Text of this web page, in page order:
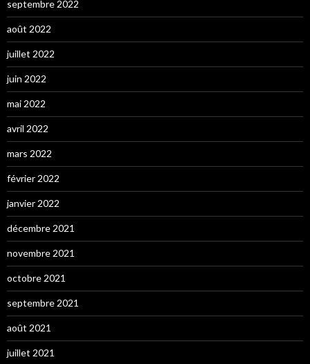
septembre 2022
août 2022
juillet 2022
juin 2022
mai 2022
avril 2022
mars 2022
février 2022
janvier 2022
décembre 2021
novembre 2021
octobre 2021
septembre 2021
août 2021
juillet 2021